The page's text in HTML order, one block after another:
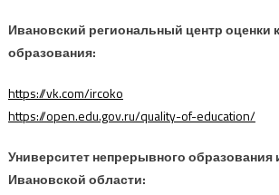
Ивановский региональный центр оценки
образования:
https://vk.com/ircoko
https://open.edu.gov.ru/quality-of-education/
Университет непрерывного образования
Ивановской области: